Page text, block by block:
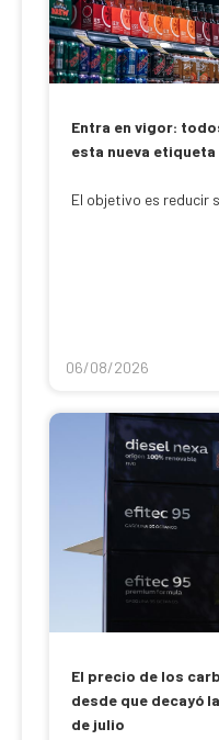
Entra en vigor:
esta nueva
El objetivo es reducir
06/08/2026
El precio de los
desde que decayó
de julio